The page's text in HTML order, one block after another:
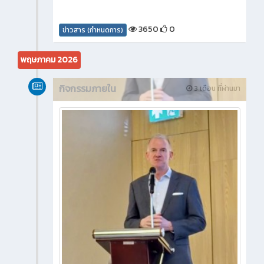
ข่าวสาร (กำหนดการ) 3650 0
พฤษภาคม 2026
3 เดือน ที่ผ่านมา
กิจกรรมภายใน